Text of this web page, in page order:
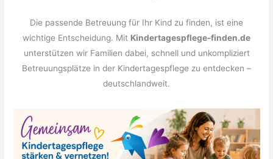
Die passende Betreuung für Ihr Kind zu finden, ist eine
wichtige Entscheidung. Mit Kindertagespflege-finden.de
unterstützen wir Familien dabei, schnell und unkompliziert
Betreuungsplätze in der Kindertagespflege zu entdecken –
deutschlandweit.